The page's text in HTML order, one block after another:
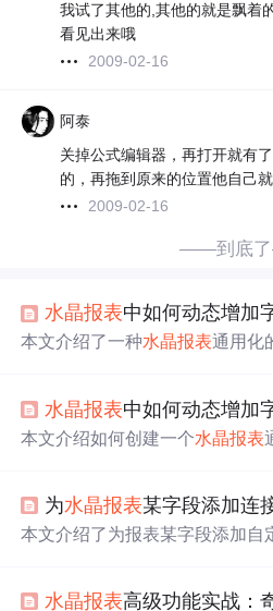
我试了其他的,其他的就是飘着
看见出来哦
2009-02-16
阿泰
关掉公式编辑器，再打开就有
的，再拖到原来的位置他自己就
2009-02-16
——到底
水晶报表中如何动态增加
本文介绍了一种水晶报表通用化
水晶报表中如何动态增加
本文介绍如何创建一个水晶报表
为水晶报表某字段添加连
本文介绍了为报表某字段添加自
。还给出了报表地址示例。
水晶报表高级功能实战：奇偶行样式、文本